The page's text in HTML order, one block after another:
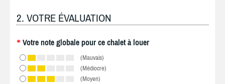
2. VOTRE ÉVALUATION
* Votre note globale pour ce chalet à louer
(Mauvais)
(Médiocre)
(Moyen)